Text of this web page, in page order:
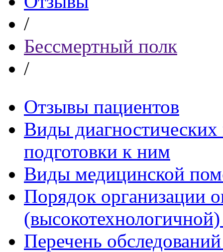
/
Бессмертный полк
/
Отзывы пациентов
Виды диагностических
подготовки к ним
Виды медицинской
Порядок организации
Перечень